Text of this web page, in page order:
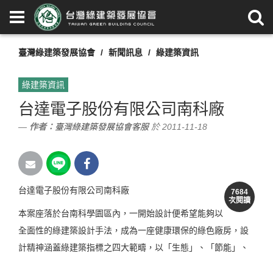
臺灣綠建築發展協會 新聞訊息 綠建築資訊
綠建築資訊
台達電子股份有限公司南科廠
作者： 臺灣綠建築發展協會客服於 2011-11-18
7684
次閱讀
台達電子股份有限公司南科廠
本案座落於台南科學園區內，一開始設計便希望能夠以
全面性的綠建築設計手法，成為一座健康環保的綠色廠房，設
計精神涵蓋綠建築指標之四大範疇，以「生態」、「節能」、